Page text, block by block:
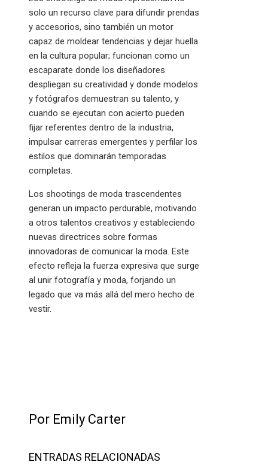
solo un recurso clave para difundir prendas
y accesorios, sino también un motor
capaz de moldear tendencias y dejar huella
en la cultura popular; funcionan como un
escaparate donde los diseñadores
despliegan su creatividad y donde modelos
y fotógrafos demuestran su talento, y
cuando se ejecutan con acierto pueden
fijar referentes dentro de la industria,
impulsar carreras emergentes y perfilar los
estilos que dominarán temporadas
completas.
Los shootings de moda trascendentes
generan un impacto perdurable, motivando
a otros talentos creativos y estableciendo
nuevas directrices sobre formas
innovadoras de comunicar la moda. Este
efecto refleja la fuerza expresiva que surge
al unir fotografía y moda, forjando un
legado que va más allá del mero hecho de
vestir.
Por Emily Carter
ENTRADAS RELACIONADAS